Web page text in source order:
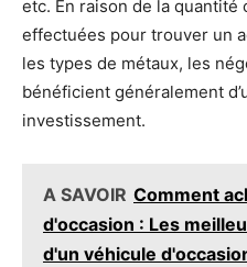
etc. En raison de la
effectuées pour trouver un
les types de métaux, les
bénéficient généralement
investissement.
A SAVOIR Comment
d'occasion : Les
d'un véhicule